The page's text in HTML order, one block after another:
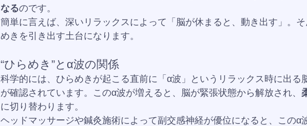
なるのです。
簡単に言えば、深いリラックスによって「脳が休まると、動き出す」。
めきを引き出す土台になります。
“ひらめき”とα波の関係
科学的には、ひらめきが起こる直前に「α波」というリラックス時に出る
が確認されています。このα波が増えると、脳が緊張状態から解放され、
に切り替わります。
ヘッドマッサージや鍼灸施術によって副交感神経が優位になると、このα